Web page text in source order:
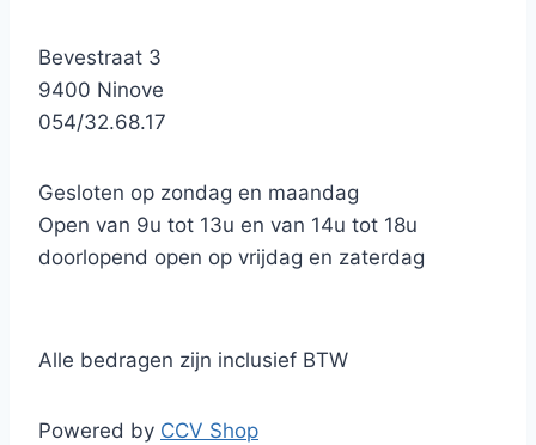
Bevestraat 3
9400 Ninove
054/32.68.17
Gesloten op zondag en maandag
Open van 9u tot 13u en van 14u tot 18u
doorlopend open op vrijdag en zaterdag
Alle bedragen zijn inclusief BTW
Powered by CCV Shop